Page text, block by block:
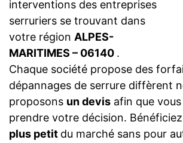
interventions des entreprises
serruriers se trouvant dans
votre région ALPES-
MARITIMES – 06140 .
Chaque société propose des
dépannages de serrure diffèrent
proposons un devis afin que
prendre votre décision.
plus petit du marché sans pour